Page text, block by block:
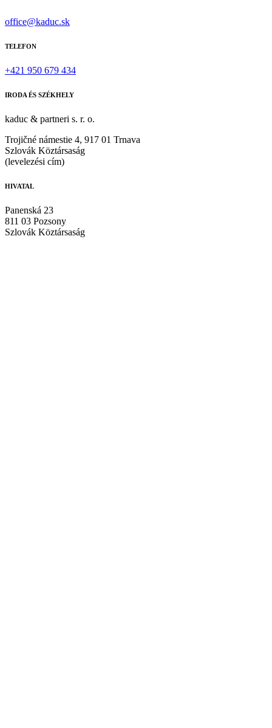
office@kaduc.sk
TELEFON
+421 950 679 434
IRODA ÉS SZÉKHELY
kaduc & partneri s. r. o.
Trojičné námestie 4, 917 01 Trnava
Szlovák Köztársaság
(levelezési cím)
HIVATAL
Panenská 23
811 03 Pozsony
Szlovák Köztársaság